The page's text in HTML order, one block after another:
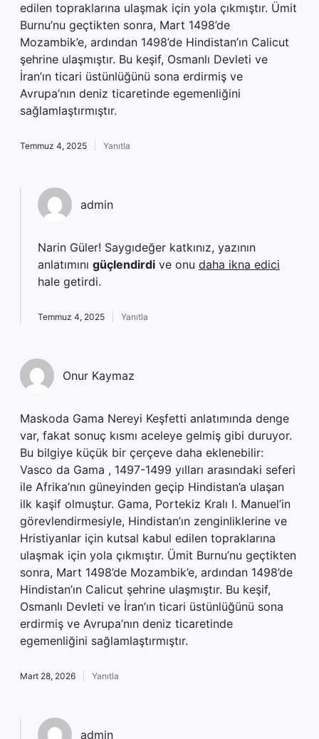
edilen topraklarına ulaşmak için yola çıkmıştır. Ümit
Burnu’nu geçtikten sonra, Mart 1498’de
Mozambik’e, ardından 1498’de Hindistan’ın Calicut
şehrine ulaşmıştır. Bu keşif, Osmanlı Devleti ve
İran’ın ticari üstünlüğünü sona erdirmiş ve
Avrupa’nın deniz ticaretinde egemenliğini
sağlamlaştırmıştır.
Temmuz 4, 2025 Yanıtla
admin
Narin Güler! Saygıdeğer katkınız, yazının
anlatımını güçlendirdi ve onu daha ikna edici
hale getirdi.
Temmuz 4, 2025 Yanıtla
Onur Kaymaz
Maskoda Gama Nereyi Keşfetti anlatımında denge
var, fakat sonuç kısmı aceleye gelmiş gibi duruyor.
Bu bilgiye küçük bir çerçeve daha eklenebilir:
Vasco da Gama , 1497-1499 yılları arasındaki seferi
ile Afrika’nın güneyinden geçip Hindistan’a ulaşan
ilk kaşif olmuştur. Gama, Portekiz Kralı I. Manuel’in
görevlendirmesiyle, Hindistan’ın zenginliklerine ve
Hristiyanlar için kutsal kabul edilen topraklarına
ulaşmak için yola çıkmıştır. Ümit Burnu’nu geçtikten
sonra, Mart 1498’de Mozambik’e, ardından 1498’de
Hindistan’ın Calicut şehrine ulaşmıştır. Bu keşif,
Osmanlı Devleti ve İran’ın ticari üstünlüğünü sona
erdirmiş ve Avrupa’nın deniz ticaretinde
egemenliğini sağlamlaştırmıştır.
Mart 28, 2026 Yanıtla
admin